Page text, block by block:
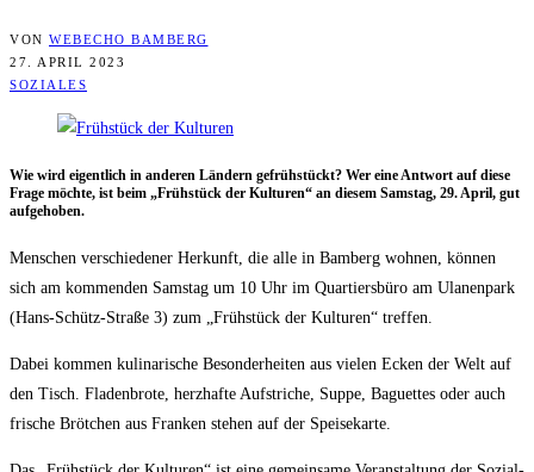
VON WEBECHO BAMBERG
27. APRIL 2023
SOZIALES
Wie wird eigent­lich in ande­ren Län­dern gefrüh­stückt? Wer eine Ant­wort auf die­se
Fra­ge möch­te, ist beim „Früh­stück der Kul­tu­ren“ an die­sem Sams­tag, 29. April, gut
aufgehoben.
Men­schen ver­schie­de­ner Her­kunft, die alle in Bam­berg woh­nen, kön­nen
sich am kom­men­den Sams­tag um 10 Uhr im Quar­tiers­bü­ro am Ula­nen­park
(Hans-Schütz-Stra­ße 3) zum „Früh­stück der Kul­tu­ren“ treffen.
Dabei kom­men kuli­na­ri­sche Beson­der­hei­ten aus vie­len Ecken der Welt auf
den Tisch. Fla­den­bro­te, herz­haf­te Auf­stri­che, Sup­pe, Baguettes oder auch
fri­sche Bröt­chen aus Fran­ken ste­hen auf der Speisekarte.